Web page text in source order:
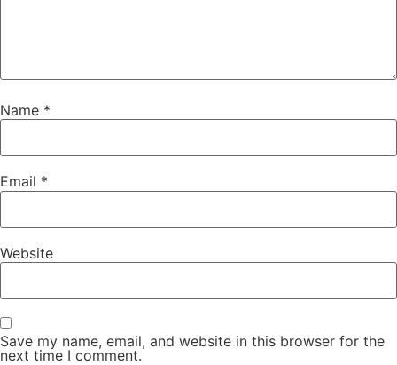
Name *
Email *
Website
Save my name, email, and website in this browser for the
next time I comment.